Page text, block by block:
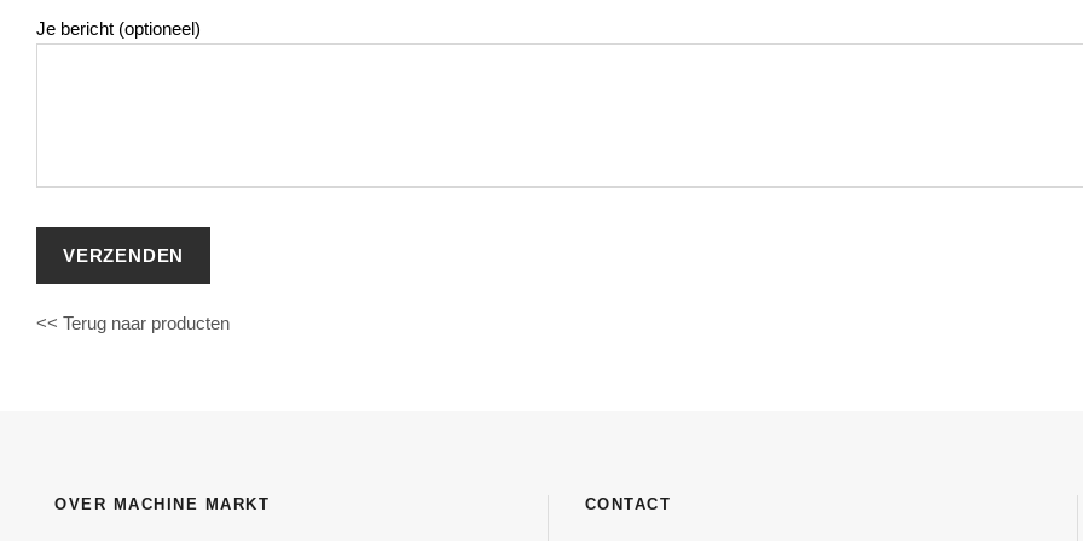
Je bericht (optioneel)
<< Terug naar producten
OVER MACHINE MARKT CONTACT